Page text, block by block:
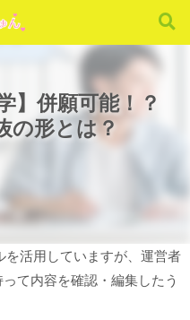
】併願可能！？
の形とは？
活用していますが、運営者
て内容を確認・編集したう